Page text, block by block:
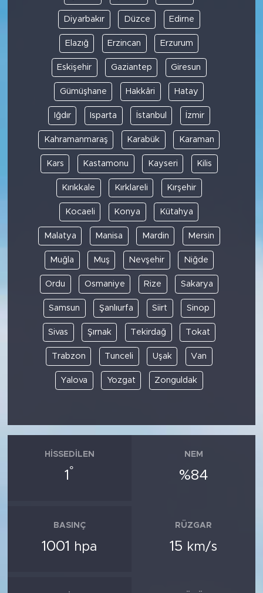
Diyarbakır Düzce Edirne
Elazığ Erzincan Erzurum
Eskişehir Gaziantep Giresun
Gümüşhane Hakkâri Hatay
Iğdır Isparta İstanbul İzmir
Kahramanmaraş Karabük Karaman
Kars Kastamonu Kayseri Kilis
Kırıkkale Kırklareli Kırşehir
Kocaeli Konya Kütahya
Malatya Manisa Mardin Mersin
Muğla Muş Nevşehir Niğde
Ordu Osmaniye Rize Sakarya
Samsun Şanlıurfa Siirt Sinop
Sivas Şırnak Tekirdağ Tokat
Trabzon Tunceli Uşak Van
Yalova Yozgat Zonguldak
HISSEDILEN
1 °
NEM
%84
BASINÇ
1001 hpa
RÜZGAR
15 km/s